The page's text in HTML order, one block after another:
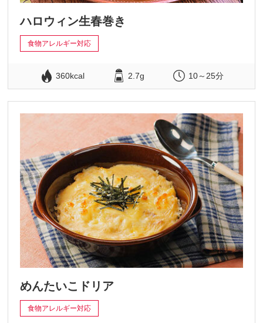
ハロウィン生春巻き
食物アレルギー対応
360kcal 2.7g 10～25分
めんたいこドリア
食物アレルギー対応